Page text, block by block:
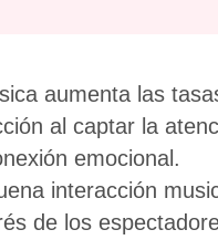
aumenta las
al captar la
emocional.
interacción
de los